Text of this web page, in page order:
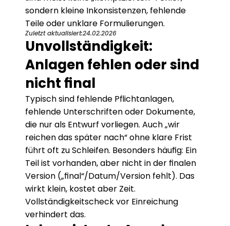
sondern kleine Inkonsistenzen, fehlende
Teile oder unklare Formulierungen.
Zuletzt aktualisiert:24.02.2026
Unvollständigkeit:
Anlagen fehlen oder sind
nicht final
Typisch sind fehlende Pflichtanlagen,
fehlende Unterschriften oder Dokumente,
die nur als Entwurf vorliegen. Auch „wir
reichen das später nach“ ohne klare Frist
führt oft zu Schleifen. Besonders häufig: Ein
Teil ist vorhanden, aber nicht in der finalen
Version („final“/Datum/Version fehlt). Das
wirkt klein, kostet aber Zeit.
Vollständigkeitscheck vor Einreichung
verhindert das.